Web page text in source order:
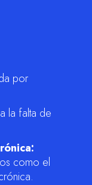
por
la falta de
como el